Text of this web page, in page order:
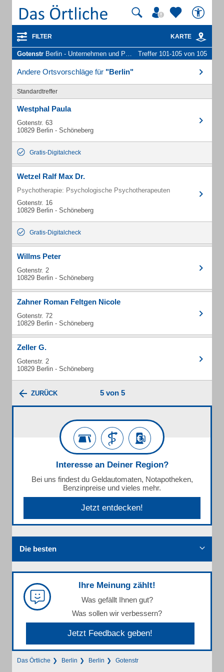
FILTER KARTE
Gotenstr Berlin - Unternehmen und Personen Treffer 101-105 von 105
Andere Ortsvorschläge für "Berlin"
Standardtreffer
Westphal Paula
Gotenstr. 63
10829 Berlin - Schöneberg
Gratis-Digitalcheck
Wetzel Ralf Max Dr.
Psychotherapie: Psychologische Psychotherapeuten
Gotenstr. 16
10829 Berlin - Schöneberg
Gratis-Digitalcheck
Willms Peter
Gotenstr. 2
10829 Berlin - Schöneberg
Zahner Roman Feltgen Nicole
Gotenstr. 72
10829 Berlin - Schöneberg
Zeller G.
Gotenstr. 2
10829 Berlin - Schöneberg
ZURÜCK 5 von 5
Interesse an Deiner Region?
Bei uns findest du Geldautomaten, Notapotheken,
Benzinpreise und vieles mehr.
Jetzt entdecken!
Die besten
Ihre Meinung zählt!
Was gefällt Ihnen gut?
Was sollen wir verbessern?
Jetzt Feedback geben!
Das Örtliche Berlin Berlin Gotenstr